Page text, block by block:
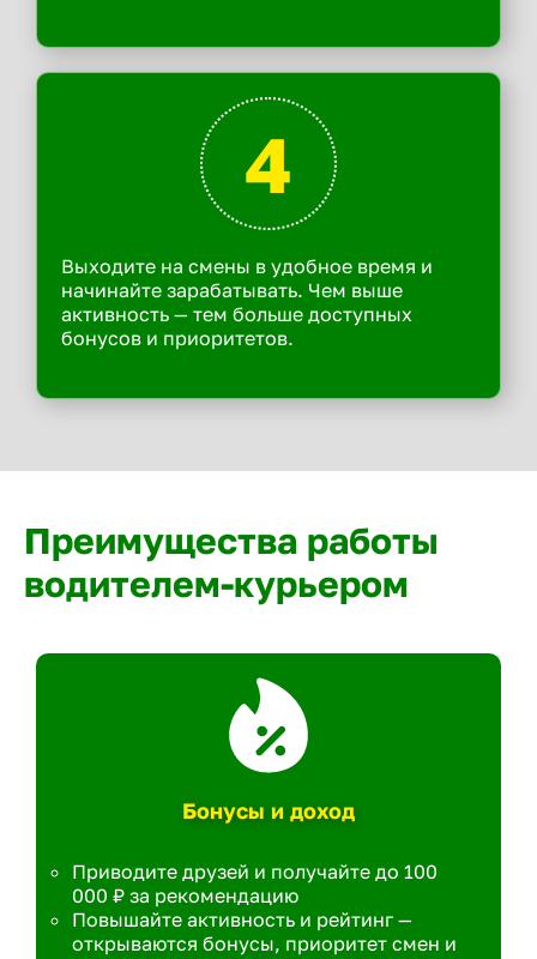
4
Выходите на смены в удобное время и
начинайте зарабатывать. Чем выше
активность — тем больше доступных
бонусов и приоритетов.
Преимущества работы
водителем-курьером
Бонусы и доход
Приводите друзей и получайте до 100
000 ₽ за рекомендацию
Повышайте активность и рейтинг —
открываются бонусы, приоритет смен и